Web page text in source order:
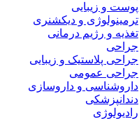
پوست و زیبایی
ترمینولوژی و دیکشنری
تغذیه و رژیم درمانی
جراحی
جراحی پلاستیک و زیبایی
جراحی عمومی
داروشناسی و داروسازی
دندانپزشکی
رادیولوژی